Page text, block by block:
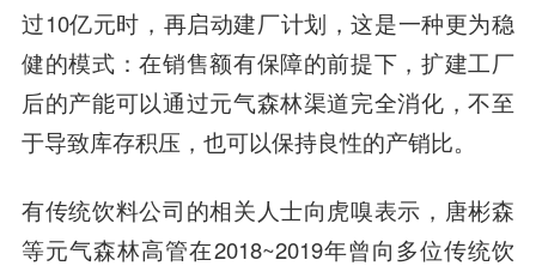
过10亿元时，再启动建厂计划，这是一种更为稳
健的模式：在销售额有保障的前提下，扩建工厂
后的产能可以通过元气森林渠道完全消化，不至
于导致库存积压，也可以保持良性的产销比。
有传统饮料公司的相关人士向虎嗅表示，唐彬森
等元气森林高管在2018~2019年曾向多位传统饮